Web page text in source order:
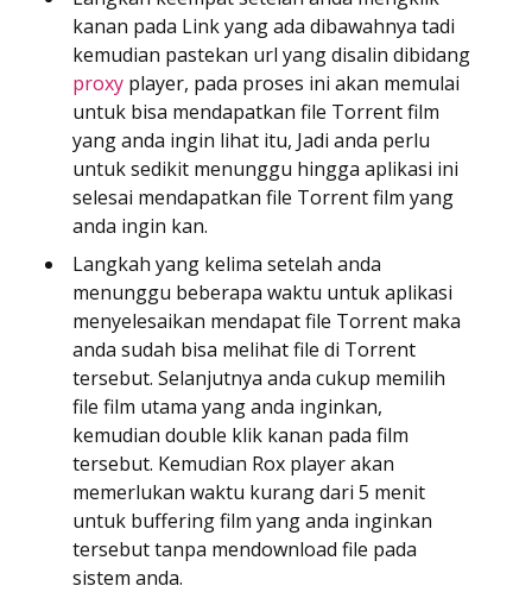
kanan pada Link yang ada dibawahnya tadi
kemudian pastekan url yang disalin dibidang
proxy player, pada proses ini akan memulai
untuk bisa mendapatkan file Torrent film
yang anda ingin lihat itu, Jadi anda perlu
untuk sedikit menunggu hingga aplikasi ini
selesai mendapatkan file Torrent film yang
anda ingin kan.
Langkah yang kelima setelah anda
menunggu beberapa waktu untuk aplikasi
menyelesaikan mendapat file Torrent maka
anda sudah bisa melihat file di Torrent
tersebut. Selanjutnya anda cukup memilih
file film utama yang anda inginkan,
kemudian double klik kanan pada film
tersebut. Kemudian Rox player akan
memerlukan waktu kurang dari 5 menit
untuk buffering film yang anda inginkan
tersebut tanpa mendownload file pada
sistem anda.